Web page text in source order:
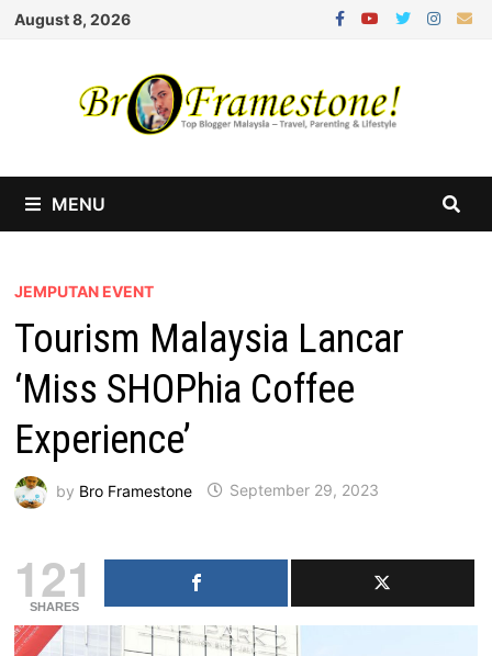
Skip
August 8, 2026
MENU
JEMPUTAN EVENT
Tourism Malaysia Lancar
‘Miss SHOPhia Coffee
Experience’
by Bro Framestone September 29, 2023
121
SHARES